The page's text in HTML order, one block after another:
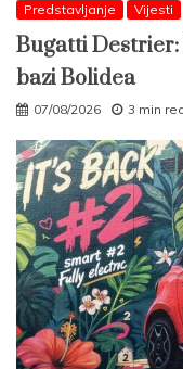
Predstavljanje Vijesti
Bugatti
bazi Bolidea
07/08/2026 3 min